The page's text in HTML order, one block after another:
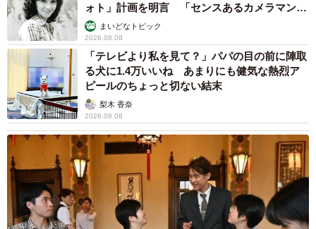
ォト」計画を明言 「センスあるカメラマン求
む」まいどなトピック
2026.08.08
「テレビより私を見て？」パパの目の前に陣取
る犬に1.4万いいね あまりにも健気な熱烈ア
ピールのちょっと切ない結末
梨木 香奈
2026.08.08